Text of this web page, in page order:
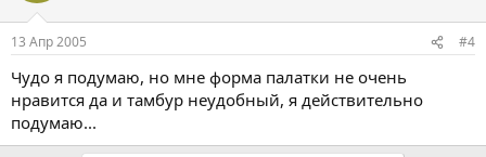
13 Апр 2005 #4
Чудо я подумаю, но мне форма палатки не очень
нравится да и тамбур неудобный, я действительно
подумаю...